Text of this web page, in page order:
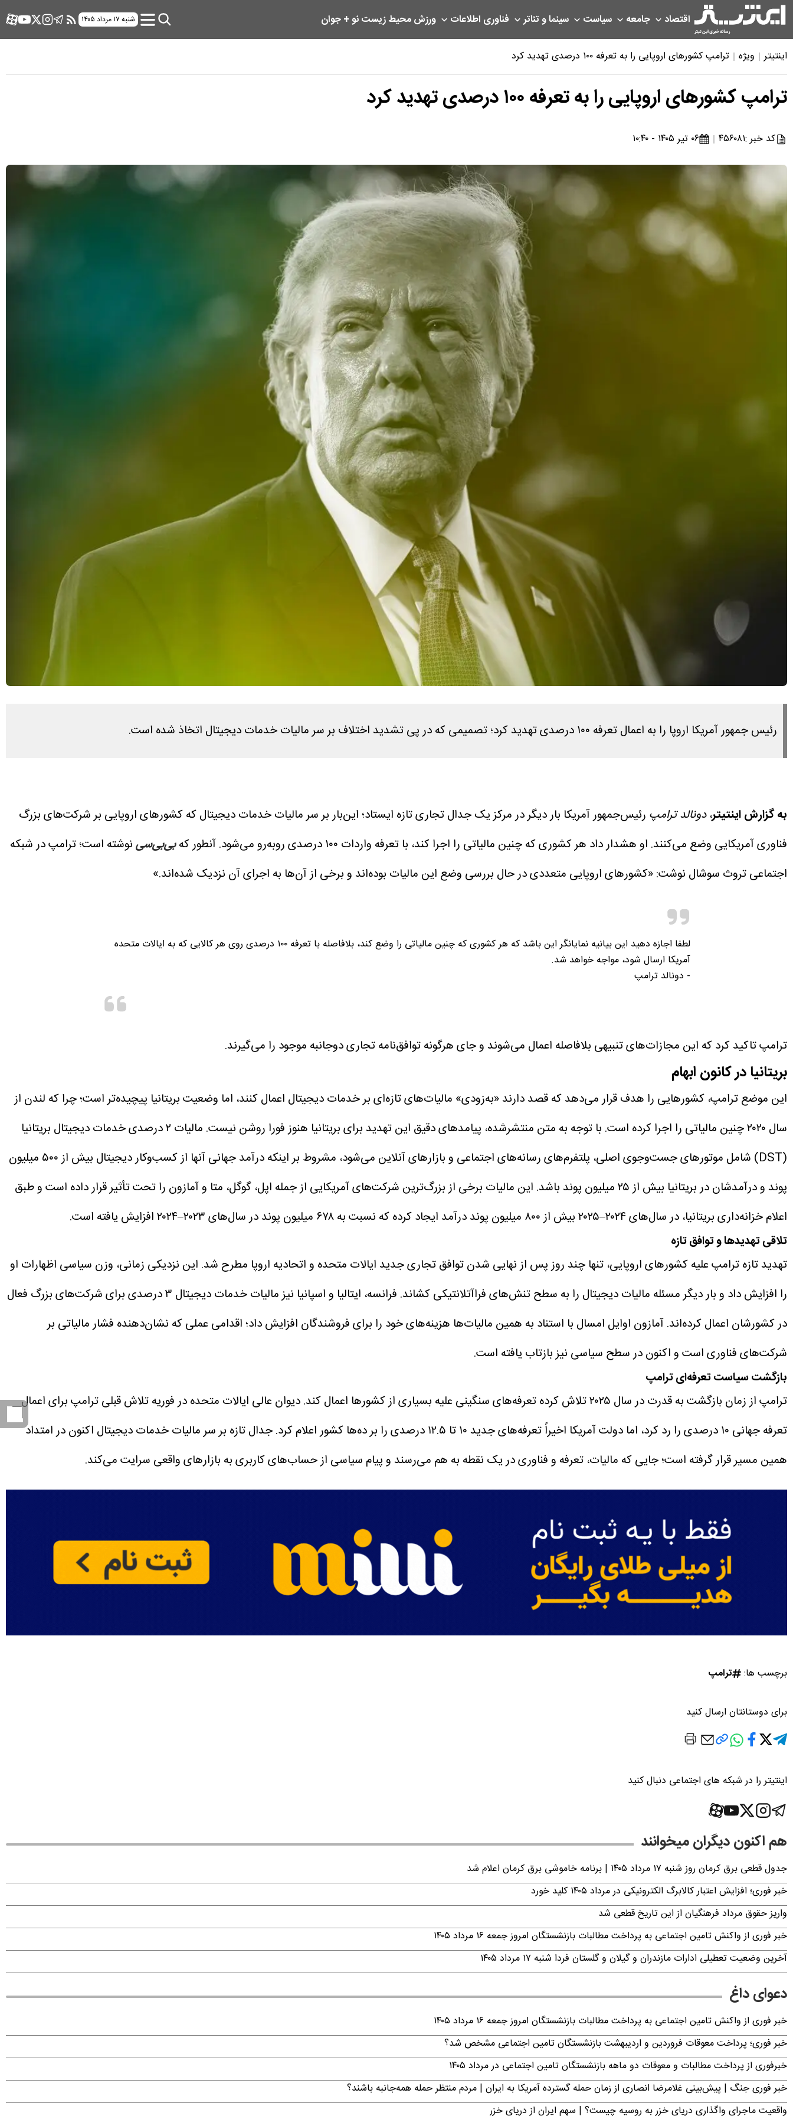
اقتصاد جامعه سیاست سینما و تئاتر فناوری اطلاعات ورزشمحیط زیستنو + جوان شنبه ۱۷ مرداد ۱۴۰۵
اینتیتر ویژه ترامپ کشورهای اروپایی را به تعرفه ۱۰۰ درصدی تهدید کرد
ترامپ کشورهای اروپایی را به تعرفه ۱۰۰ درصدی تهدید کرد
کد خبر :۴۵۶۰۸۱ ۰۶ تیر ۱۴۰۵ - ۱۰:۴۰
رئیس جمهور آمریکا اروپا را به اعمال تعرفه ۱۰۰ درصدی تهدید کرد؛ تصمیمی که در پی تشدید اختلاف بر سر مالیات خدمات دیجیتال اتخاذ شده است.
به گزارش اینتیتر،دونالد ترامپ رئیس‌جمهور آمریکا بار دیگر در مرکز یک جدال تجاری تازه ایستاد؛ این‌بار بر سر مالیات خدمات دیجیتال که کشورهای اروپایی بر شرکت‌های بزرگ
فناوری آمریکایی وضع می‌کنند. او هشدار داد هر کشوری که چنین مالیاتی را اجرا کند، با تعرفه واردات ۱۰۰ درصدی روبه‌رو می‌شود. آنطور کهبی‌بی‌سینوشته است؛ ترامپ در شبکه
اجتماعی تروث سوشال نوشت: «کشورهای اروپایی متعددی در حال بررسی وضع این مالیات بوده‌اند و برخی از آن‌ها به اجرای آن نزدیک شده‌اند.»
لطفا اجازه دهید این بیانیه نمایانگر این باشد که هر کشوری که چنین مالیاتی را وضع کند، بلافاصله با تعرفه ۱۰۰ درصدی روی هر کالایی که به ایالات متحده
آمریکا ارسال شود، مواجه خواهد شد.
- دونالد ترامپ
ترامپ تاکید کرد که این مجازات‌های تنبیهی بلافاصله اعمال می‌شوند و جای هرگونه توافق‌نامه تجاری دوجانبه موجود را می‌گیرند.
بریتانیا در کانون ابهام
این موضع ترامپ، کشورهایی را هدف قرار می‌دهد که قصد دارند «به‌زودی» مالیات‌های تازه‌ای بر خدمات دیجیتال اعمال کنند، اما وضعیت بریتانیا پیچیده‌تر است؛ چرا که لندن از
سال ۲۰۲۰ چنین مالیاتی را اجرا کرده است. با توجه به متن منتشرشده، پیامدهای دقیق این تهدید برای بریتانیا هنوز فورا روشن نیست.
مالیات ۲ درصدی خدمات دیجیتال بریتانیا
(DST) شامل موتورهای جست‌وجوی اصلی، پلتفرم‌های رسانه‌های اجتماعی و بازارهای آنلاین می‌شود، مشروط بر اینکه درآمد جهانی آنها از کسب‌وکار دیجیتال بیش از ۵۰۰ میلیون
پوند و درآمدشان در بریتانیا بیش از ۲۵ میلیون پوند باشد.
این مالیات برخی از بزرگ‌ترین شرکت‌های آمریکایی از جمله اپل، گوگل، متا و آمازون را تحت تأثیر قرار داده است و طبق
اعلام خزانه‌داری بریتانیا، در سال‌های ۲۰۲۴–۲۰۲۵ بیش از ۸۰۰ میلیون پوند درآمد ایجاد کرده که نسبت به ۶۷۸ میلیون پوند در سال‌های ۲۰۲۳–۲۰۲۴ افزایش یافته است.
تلاقی تهدیدها و توافق تازه
تهدید تازه ترامپ علیه کشورهای اروپایی، تنها چند روز پس از نهایی شدن توافق تجاری جدید ایالات متحده و اتحادیه اروپا مطرح شد. این نزدیکی زمانی، وزن سیاسی اظهارات او
را افزایش داد و بار دیگر مسئله مالیات دیجیتال را به سطح تنش‌های فراآتلانتیکی کشاند.
فرانسه، ایتالیا و اسپانیا نیز مالیات خدمات دیجیتال ۳ درصدی برای شرکت‌های بزرگ فعال
در کشورشان اعمال کرده‌اند.آمازون اوایل امسال با استناد به همین مالیات‌ها هزینه‌های خود را برای فروشندگان افزایش داد؛ اقدامی عملی که نشان‌دهنده فشار مالیاتی بر
شرکت‌های فناوری است و اکنون در سطح سیاسی نیز بازتاب یافته است.
بازگشت سیاست تعرفه‌ای ترامپ
ترامپ از زمان بازگشت به قدرت در سال ۲۰۲۵ تلاش کرده تعرفه‌های سنگینی علیه بسیاری از کشورها اعمال کند.
دیوان عالی ایالات متحده در فوریه تلاش قبلی ترامپ برای اعمال
تعرفه جهانی ۱۰ درصدی را رد کرد، اما دولت آمریکا اخیراً تعرفه‌های جدید ۱۰ تا ۱۲.۵ درصدی را بر ده‌ها کشور اعلام کرد.
جدال تازه بر سر مالیات خدمات دیجیتال اکنون در امتداد
همین مسیر قرار گرفته است؛ جایی که مالیات، تعرفه و فناوری در یک نقطه به هم می‌رسند و پیام سیاسی از حساب‌های کاربری به بازارهای واقعی سرایت می‌کند.
برچسب ها: ترامپ
برای دوستانتان ارسال کنید
اینتیتر را در شبکه های اجتماعی دنبال کنید
هم اکنون دیگران میخوانند
جدول قطعی برق کرمان روز شنبه ۱۷ مرداد ۱۴۰۵ | برنامه خاموشی برق کرمان اعلام شد
خبر فوری؛ افزایش اعتبار کالابرگ الکترونیکی در مرداد ۱۴۰۵ کلید خورد
واریز حقوق مرداد فرهنگیان از این تاریخ قطعی شد
خبر فوری از واکنش تامین اجتماعی به پرداخت مطالبات بازنشستگان امروز جمعه ۱۶ مرداد ۱۴۰۵
آخرین وضعیت تعطیلی ادارات مازندران و گیلان و گلستان فردا شنبه ۱۷ مرداد ۱۴۰۵
دعوای داغ
خبر فوری از واکنش تامین اجتماعی به پرداخت مطالبات بازنشستگان امروز جمعه ۱۶ مرداد ۱۴۰۵
خبر فوری؛ پرداخت معوقات فروردین و اردیبهشت بازنشستگان تامین اجتماعی مشخص شد؟
خبرفوری از پرداخت مطالبات و معوقات دو ماهه بازنشستگان تامین اجتماعی در مرداد ۱۴۰۵
خبر فوری جنگ | پیش‌بینی غلامرضا انصاری از زمان حمله گسترده آمریکا به ایران | مردم منتظر حمله همه‌جانبه باشند؟
واقعیت ماجرای واگذاری دریای خزر به روسیه چیست؟ | سهم ایران از دریای خزر